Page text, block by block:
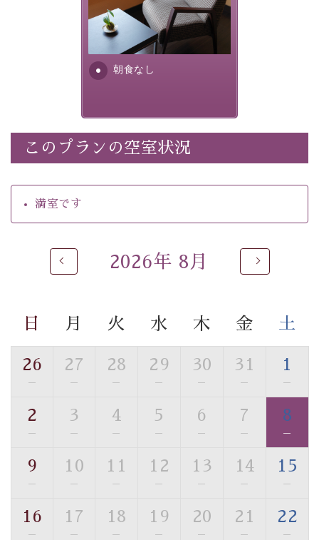
-------------------------------------------------
・宿泊料金5%OFF
・環境に配慮したアメニティをご用意
・館内フリーWi-Fi
・駐車場完備
・チェックイン15時、チェックアウト10時
自家源泉「美翠源泉」は酸化の進みが遅く新鮮で若返り
の効果が高い、極めて希有な源泉です。身も心も癒され
温泉の成分に合わせ、防菌防カビの特殊素材の畳を使
用。 足元が柔らかく、そして滑りにくい畳のお風呂で
す。
※男性大浴場までのご移動には階段がございます。 予め
■貸切温泉風呂 （40分2000円）
む貸切温泉風呂です。ゆったりといやされるプライベー
【旅】
朝食なし
朝食なし。ご朝食を付ける場
合は朝食付きのプランをお選
びくださいませ。
このプランの空室状況
満室です
2026年 8月
日 月 火 水 木 金 土
26
—
27
—
28
—
29
—
30
—
31
—
1
—
2
—
3
—
4
—
5
—
6
—
7
—
8
—
9
—
10
—
11
—
12
—
13
—
14
—
15
—
16
—
17
—
18
—
19
—
20
—
21
—
22
—